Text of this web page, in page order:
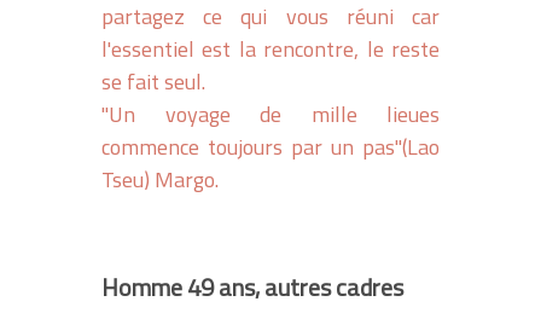
partagez ce qui vous réuni car
l'essentiel est la rencontre, le reste
se fait seul.
"Un voyage de mille lieues
commence toujours par un pas"(Lao
Tseu) Margo.
Homme 49 ans, autres cadres